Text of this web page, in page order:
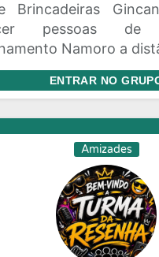
Brincadeiras
pessoas
Namoro a
ENTRAR NO
Amizades